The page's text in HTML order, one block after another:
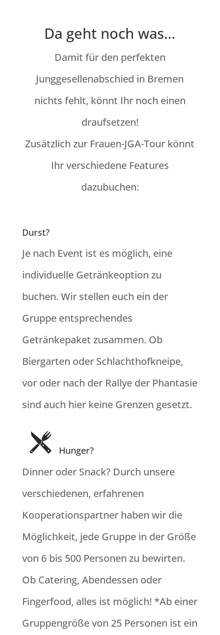
Da geht noch was…
Damit für den perfekten
Junggesellenabschied in Bremen
nichts fehlt, könnt Ihr noch einen
draufsetzen!
Zusätzlich zur Frauen-JGA-Tour könnt
Ihr verschiedene Features
dazubuchen:
Durst?
Je nach Event ist es möglich, eine
individuelle Getränkeoption zu
buchen. Wir stellen euch ein der
Gruppe entsprechendes
Getränkepaket zusammen. Ob
Biergarten oder Schlachthofkneipe,
vor oder nach der Rallye der Phantasie
sind auch hier keine Grenzen gesetzt.
Hunger?
Dinner oder Snack? Durch unsere
verschiedenen, erfahrenen
Kooperationspartner haben wir die
Möglichkeit, jede Gruppe in der Größe
von 6 bis 500 Personen zu bewirten.
Ob Catering, Abendessen oder
Fingerfood, alles ist möglich! *Ab einer
Gruppengröße von 25 Personen ist ein